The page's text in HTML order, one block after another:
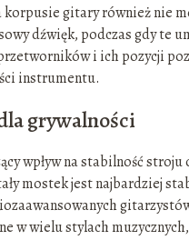
gitary również nie
dźwięk, podczas gdy te
i ich pozycji
instrumentu.
grywalności
wpływ na stabilność
mostek jest najbardziej
w wielu stylach